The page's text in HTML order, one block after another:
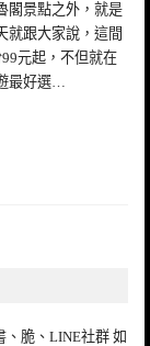
閣景點之外，就是
就跟大家說，這間
元起，不但就在
最好選…
、脆、LINE社群 如